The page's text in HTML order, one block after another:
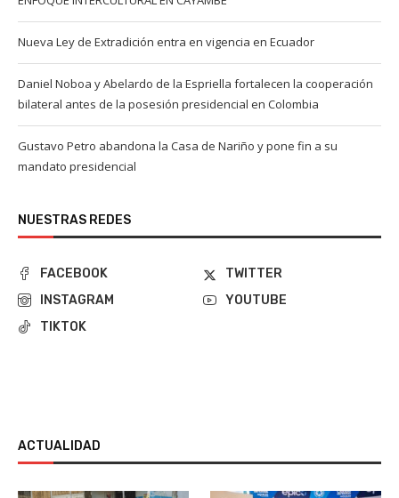
Nueva Ley de Extradición entra en vigencia en Ecuador
Daniel Noboa y Abelardo de la Espriella fortalecen la cooperación
bilateral antes de la posesión presidencial en Colombia
Gustavo Petro abandona la Casa de Nariño y pone fin a su
mandato presidencial
NUESTRAS REDES
FACEBOOK
TWITTER
INSTAGRAM
YOUTUBE
TIKTOK
ACTUALIDAD